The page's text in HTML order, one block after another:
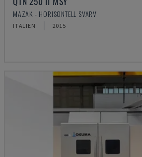
MAZAK - HORISONTELL SVARV
ITALIEN 2015